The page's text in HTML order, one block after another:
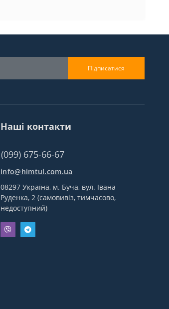
Підписатися
Наші контакти
(099) 675-66-67
info@himtul.com.ua
08297 Україна, м. Буча, вул. Івана
Руденка, 2 (самовивіз, тимчасово,
недоступний)